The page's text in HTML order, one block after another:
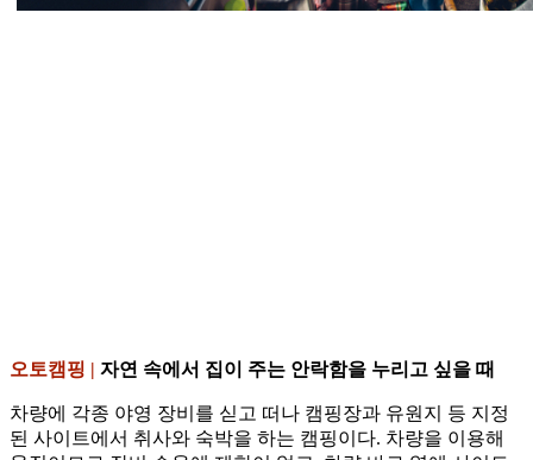
오토캠핑 | 자연 속에서 집이 주는 안락함을 누리고 싶을 때
차량에 각종 야영 장비를 싣고 떠나 캠핑장과 유원지 등 지정
된 사이트에서 취사와 숙박을 하는 캠핑이다. 차량을 이용해